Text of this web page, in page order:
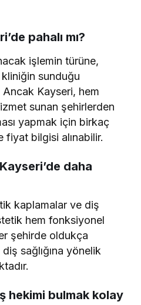
pahalı mı?
işlemin türüne,
kliniğin sunduğu
Kayseri, hem
sunan şehirlerden
yapmak için birkaç
fiyat bilgisi alınabilir.
daha
kaplamalar ve diş
hem fonksiyonel
şehirde oldukça
sağlığına yönelik
hekimi bulmak kolay